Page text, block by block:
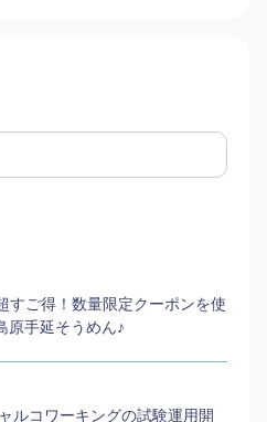
すご得！数量限定クーポンを使
原手延そうめん♪
ルコワーキングの試験運用開